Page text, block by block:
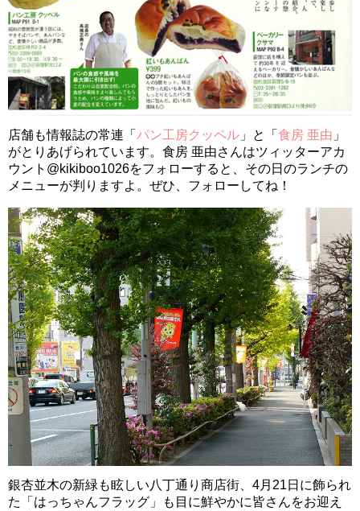
店舗も情報誌の常連「 パン工房クッペル 」と「 食房 亜由 」
がとりあげられています。食房 亜由さんはツィッターアカ
ウント@kikiboo1026をフォローすると、その日のランチの
メニューが判りますよ。ぜひ、フォローしてね！
銀杏並木の新緑も眩しい八丁通り商店街、4月21日に飾られ
た「はっちゃんフラッグ」も目に鮮やかに皆さんをお迎え